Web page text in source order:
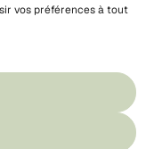
vos préférences à tout